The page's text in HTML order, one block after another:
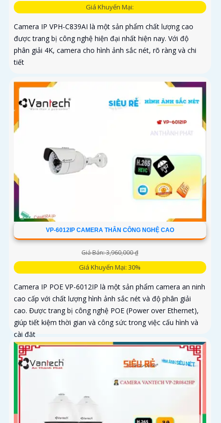
Giá Khuyến Mại:
Camera IP VPH-C839AI là một sản phẩm chất lượng cao
được trang bị công nghệ hiện đại nhất hiện nay. Với độ
phân giải 4K, camera cho hình ảnh sắc nét, rõ ràng và chi
tiết
VP-6012IP CAMERA THÂN CÔNG NGHỆ CAO
Giá Bán: 3,960,000 ₫
Giá Khuyến Mại: 30%
Camera IP POE VP-6012IP là một sản phẩm camera an ninh
cao cấp với chất lượng hình ảnh sắc nét và độ phân giải
cao. Được trang bị công nghệ POE (Power over Ethernet),
giúp tiết kiệm thời gian và công sức trong việc cấu hình và
cài đặt